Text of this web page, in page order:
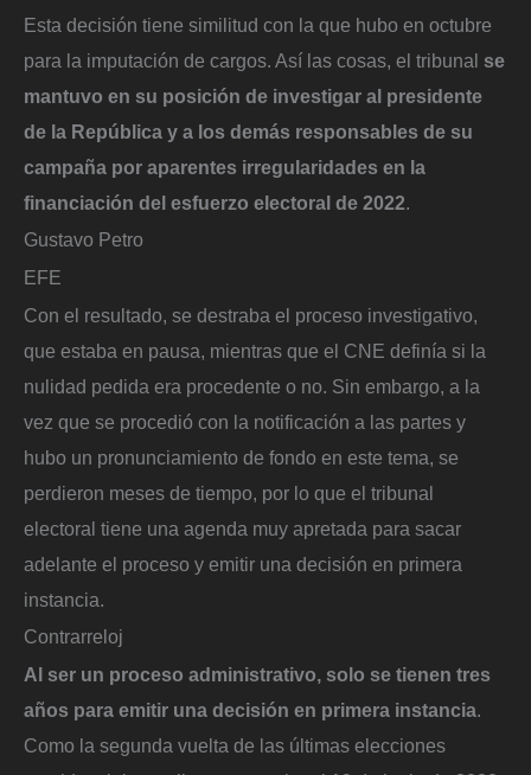
Esta decisión tiene similitud con la que hubo en octubre
para la imputación de cargos. Así las cosas, el tribunal se
mantuvo en su posición de investigar al presidente
de la República y a los demás responsables de su
campaña por aparentes irregularidades en la
financiación del esfuerzo electoral de 2022.
Gustavo Petro
EFE
Con el resultado, se destraba el proceso investigativo,
que estaba en pausa, mientras que el CNE definía si la
nulidad pedida era procedente o no. Sin embargo, a la
vez que se procedió con la notificación a las partes y
hubo un pronunciamiento de fondo en este tema, se
perdieron meses de tiempo, por lo que el tribunal
electoral tiene una agenda muy apretada para sacar
adelante el proceso y emitir una decisión en primera
instancia.
Contrarreloj
Al ser un proceso administrativo, solo se tienen tres
años para emitir una decisión en primera instancia.
Como la segunda vuelta de las últimas elecciones